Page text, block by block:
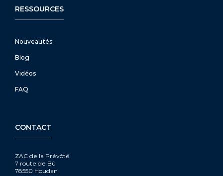
RESSOURCES
Nouveautés
Blog
Vidéos
FAQ
CONTACT
ZAC de la Prévôté
7 route de Bû
78550 Houdan